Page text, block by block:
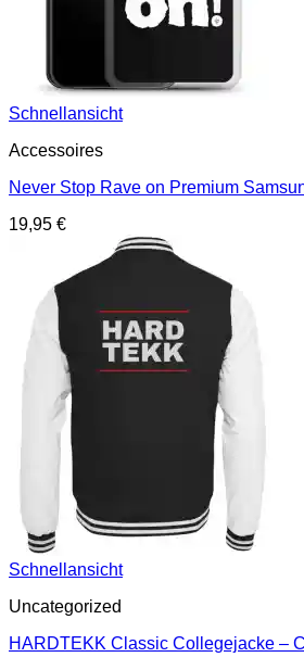
Schnellansicht
Accessoires
Never Stop Rave on Premium
19,95 €
Schnellansicht
Uncategorized
HARDTEKK Classic Collegejacke –